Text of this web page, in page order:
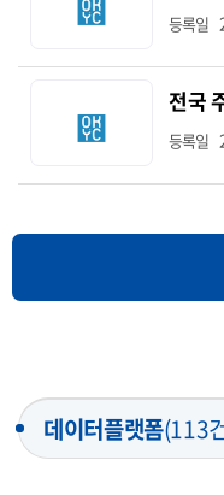
등록일
전국
등록일
데이터플랫폼(113